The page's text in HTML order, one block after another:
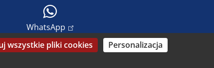
WhatsApp
danych
Prawa do wizerunku i prawa autorskie
wszystkie pliki cookies Personalizacja